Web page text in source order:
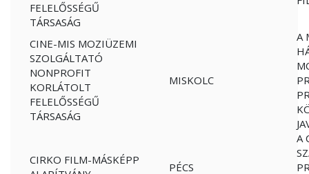
FELELŐSSÉGŰ
TÁRSASÁG
CINE-MIS MOZIÜZEMI
SZOLGÁLTATÓ
NONPROFIT
KORLÁTOLT
FELELŐSSÉGŰ
TÁRSASÁG
MISKOLC
A
CIRKO FILM-MÁSKÉPP
PÉCS
A